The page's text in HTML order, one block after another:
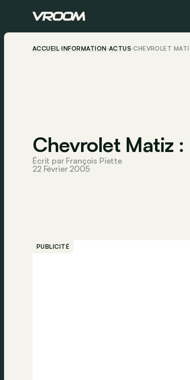
ACCUEIL INFORMATION ACTUS CHEVROLET
Chevrolet Matiz
Écrit par François Piette
22 Février 2005
PUBLICITÉ